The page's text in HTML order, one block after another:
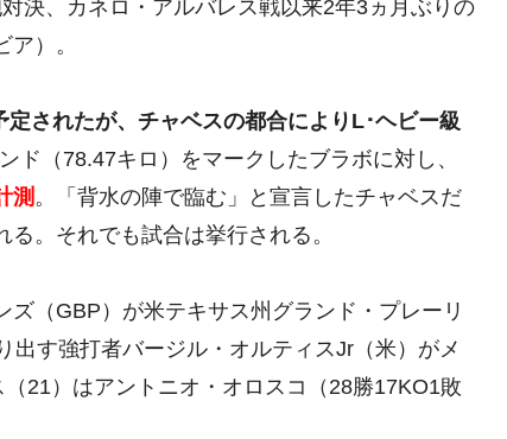
決、カネロ・アルバレス戦以来2年3ヵ月ぶりの
）。
されたが、チャベスの都合によりL･ヘビー級
ド（78.47キロ）をマークしたブラボに対し、
測 。「背水の陣で臨む」と宣言したチャベスだ
。それでも試合は挙行される。
（GBP）が米テキサス州グランド・プレーリ
出す強打者バージル・オルティスJr（米）がメ
21）はアントニオ・オロスコ（28勝17KO1敗